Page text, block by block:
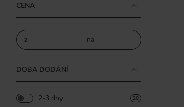
CENA
z na
DOBA DODÁNÍ
2-3 dny 20